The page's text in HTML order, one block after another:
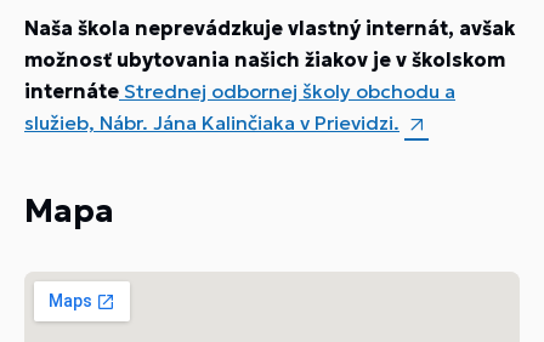
Naša škola neprevádzkuje vlastný internát, avšak
možnosť ubytovania našich žiakov je v školskom
internáte Strednej odbornej školy obchodu a
služieb, Nábr. Jána Kalinčiaka v Prievidzi.
Mapa